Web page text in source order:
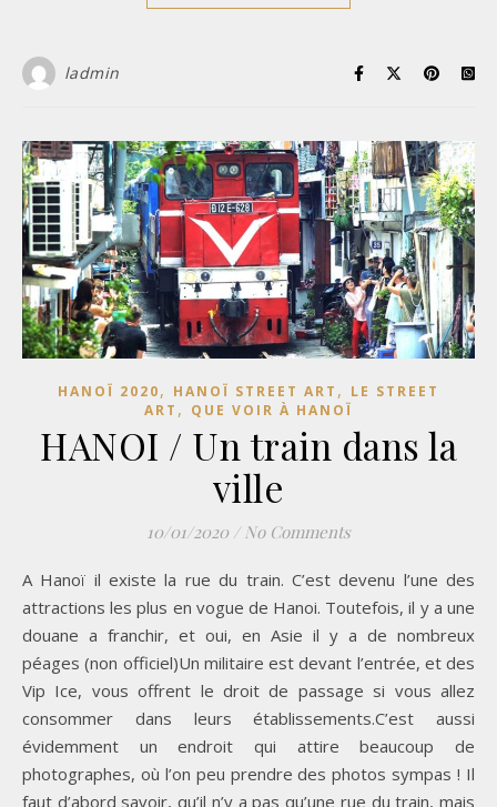
ladmin
HANOÏ 2020, HANOÏ STREET ART , LE STREET
ART , QUE VOIR À HANOÏ
HANOI / Un train dans la
ville
10/01/2020 / No Comments
A Hanoï il existe la rue du train. C’est devenu l’une des
attractions les plus en vogue de Hanoi. Toutefois, il y a une
douane a franchir, et oui, en Asie il y a de nombreux
péages (non officiel)Un militaire est devant l’entrée, et des
Vip Ice, vous offrent le droit de passage si vous allez
consommer dans leurs établissements.C’est aussi
évidemment un endroit qui attire beaucoup de
photographes, où l’on peu prendre des photos sympas ! Il
faut d’abord savoir, qu’il n’y a pas qu’une rue du train, mais